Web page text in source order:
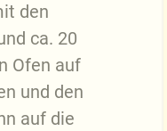
den
ca. 20
Ofen auf
und den
auf die